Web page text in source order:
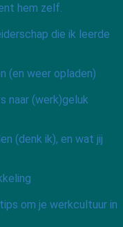
hem zelf.
die ik leerde
(en weer opladen)
naar (werk)geluk
(denk ik), en wat jij
om je werkcultuur in